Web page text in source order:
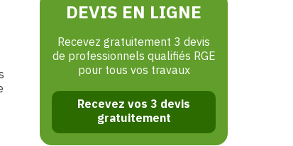
DEVIS EN LIGNE
Recevez gratuitement 3 devis
de professionnels qualifiés RGE
pour tous vos travaux
Recevez vos 3 devis
gratuitement